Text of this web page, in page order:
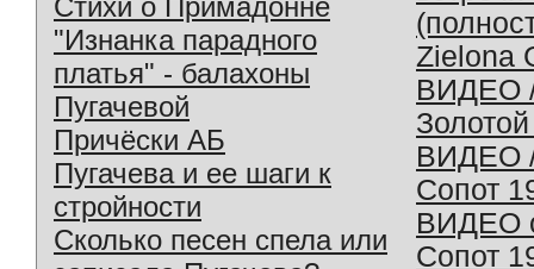
"Изнанка парадного
платья" - балахоны
Пугачевой
Причёски АБ
Пугачева и ее шаги к
стройности
Сколько песен спела или
Zielona
ВИДЕО
ВИДЕО
Сопот
ВИДЕО
Сопот